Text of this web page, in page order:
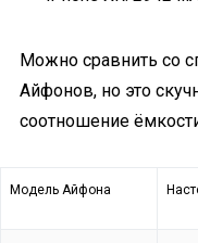
Можно сравнить со
Айфонов, но это
соотношение
Модель Айфона